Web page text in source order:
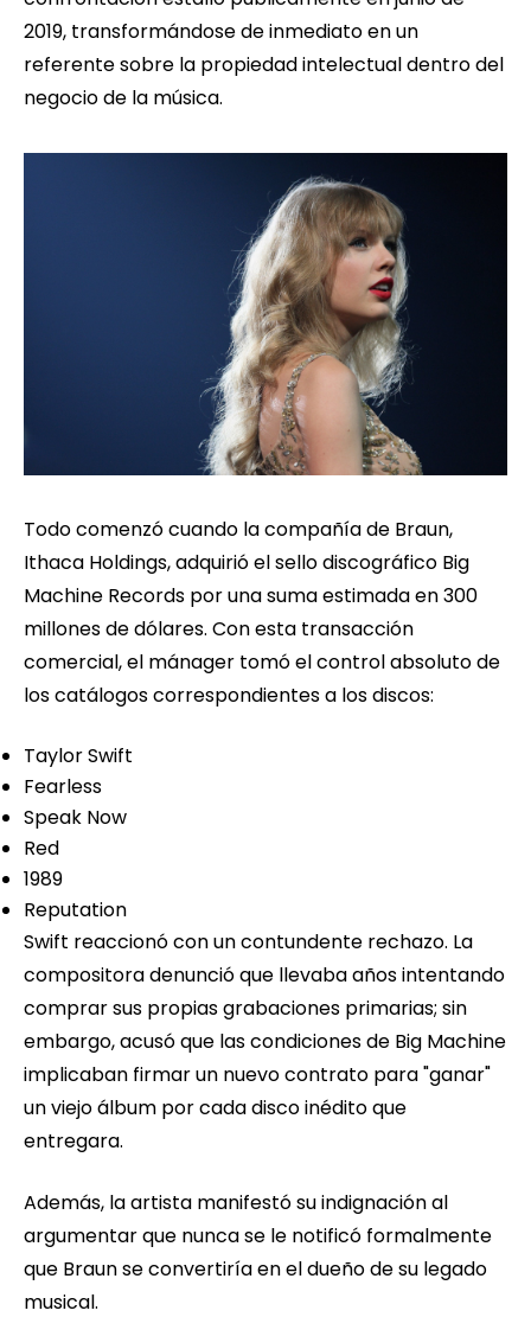
2019, transformándose de inmediato en un
referente sobre la propiedad intelectual dentro del
negocio de la música.
Todo comenzó cuando la compañía de Braun,
Ithaca Holdings, adquirió el sello discográfico Big
Machine Records por una suma estimada en 300
millones de dólares. Con esta transacción
comercial, el mánager tomó el control absoluto de
los catálogos correspondientes a los discos:
Taylor Swift
Fearless
Speak Now
Red
1989
Reputation
Swift reaccionó con un contundente rechazo. La
compositora denunció que llevaba años intentando
comprar sus propias grabaciones primarias; sin
embargo, acusó que las condiciones de Big Machine
implicaban firmar un nuevo contrato para "ganar"
un viejo álbum por cada disco inédito que
entregara.
Además, la artista manifestó su indignación al
argumentar que nunca se le notificó formalmente
que Braun se convertiría en el dueño de su legado
musical.